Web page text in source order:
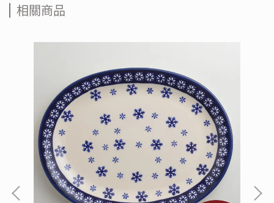
相關商品